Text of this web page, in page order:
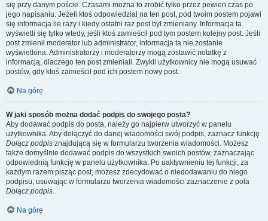
się przy danym poście. Czasami można to zrobić tylko przez pewien czas po
jego napisaniu. Jeżeli ktoś odpowiedział na ten post, pod twoim postem pojawi
się informacja ile razy i kiedy ostatni raz post był zmieniany. Informacja ta
wyświetli się tylko wtedy, jeśli ktoś zamieścił pod tym postem kolejny post. Jeśli
post zmienił moderator lub administrator, informacja ta nie zostanie
wyświetlona. Administratorzy i moderatorzy mogą zostawić notatkę z
informacją, dlaczego ten post zmieniali. Zwykli użytkownicy nie mogą usuwać
postów, gdy ktoś zamieścił pod ich postem nowy post.
Na górę
W jaki sposób można dodać podpis do swojego posta?
Aby dodawać podpis do posta, należy go najpierw utworzyć w panelu
użytkownika. Aby dołączyć do danej wiadomości swój podpis, zaznacz funkcję
Dołącz podpis znajdującą się w formularzu tworzenia wiadomości. Możesz
także domyślnie dodawać podpis do wszystkich swoich postów, zaznaczając
odpowiednią funkcję w panelu użytkownika. Po uaktywnieniu tej funkcji, za
każdym razem pisząc post, możesz zdecydować o niedodawaniu do niego
podpisu, usuwając w formularzu tworzenia wiadomości zaznaczenie z pola
Dołącz podpis.
Na górę